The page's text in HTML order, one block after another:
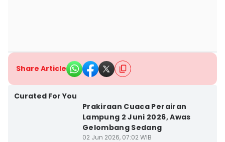
Share Article
Curated For You
Prakiraan Cuaca Perairan
Lampung 2 Juni 2026, Awas
Gelombang Sedang
02 Jun 2026, 07:02 WIB